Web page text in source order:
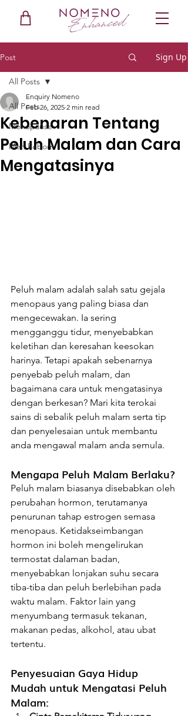
Post Sign Up
All Posts
Menopause
Men Reborn
All Posts
Kebenaran Tentang
Peluh Malam dan Cara
Mengatasinya
Enquiry Nomeno
Feb 26, 2025 2 min read
Peluh malam adalah salah satu gejala
menopaus yang paling biasa dan
mengecewakan. Ia sering
mengganggu tidur, menyebabkan
keletihan dan keresahan keesokan
harinya. Tetapi apakah sebenarnya
penyebab peluh malam, dan
bagaimana cara untuk mengatasinya
dengan berkesan? Mari kita terokai
sains di sebalik peluh malam serta tip
dan penyelesaian untuk membantu
anda mengawal malam anda semula.
Mengapa Peluh Malam Berlaku?
Peluh malam biasanya disebabkan oleh
perubahan hormon, terutamanya
penurunan tahap estrogen semasa
menopaus. Ketidakseimbangan
hormon ini boleh mengelirukan
termostat dalaman badan,
menyebabkan lonjakan suhu secara
tiba-tiba dan peluh berlebihan pada
waktu malam. Faktor lain yang
menyumbang termasuk tekanan,
makanan pedas, alkohol, atau ubat
tertentu.
Penyesuaian Gaya Hidup
Mudah untuk Mengatasi Peluh
Malam: